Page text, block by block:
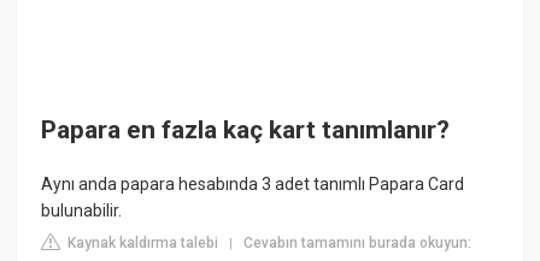
Papara en fazla kaç kart tanımlanır?
Aynı anda papara hesabında 3 adet tanımlı Papara Card
bulunabilir.
Kaynak kaldırma talebi |Cevabın tamamını burada okuyun: